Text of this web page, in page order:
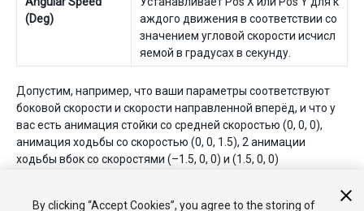
(Deg)
аждого движения в соответствии со
значением угловой скорости исчисл
яемой в градусах в секунду.
Допустим, например, что ваши параметры соответствуют
боковой скорости и скорости направленной вперёд, и что у
вас есть анимация стойки со средней скоростью (0, 0, 0),
анимация ходьбы со скоростью (0, 0, 1.5), 2 анимации
ходьбы вбок со скоростями (–1.5, 0, 0) и (1.5, 0, 0)
меню, вы установите позиции движений в соответствии с X и
By clicking “Accept Cookies”, you agree to the storing of